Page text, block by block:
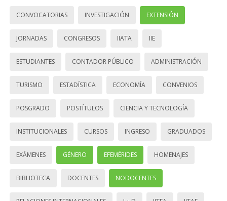
CONVOCATORIAS INVESTIGACIÓN EXTENSIÓN
JORNADAS CONGRESOS IIATA IIE
ESTUDIANTES CONTADOR PÚBLICO ADMINISTRACIÓN
TURISMO ESTADÍSTICA ECONOMÍA CONVENIOS
POSGRADO POSTÍTULOS CIENCIA Y TECNOLOGÍA
INSTITUCIONALES CURSOS INGRESO GRADUADOS
EXÁMENES GÉNERO EFEMÉRIDES HOMENAJES
BIBLIOTECA DOCENTES NODOCENTES